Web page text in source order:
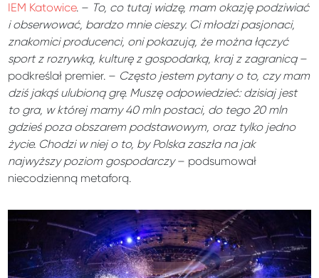
IEM Katowice. – To, co tutaj widzę, mam okazję podziwiać
i obserwować, bardzo mnie cieszy. Ci młodzi pasjonaci,
znakomici producenci, oni pokazują, że można łączyć
sport z rozrywką, kulturę z gospodarką, kraj z zagranicą–
podkreślał premier. – Często jestem pytany o to, czy mam
dziś jakąś ulubioną grę. Muszę odpowiedzieć: dzisiaj jest
to gra, w której mamy 40 mln postaci, do tego 20 mln
gdzieś poza obszarem podstawowym, oraz tylko jedno
życie. Chodzi w niej o to, by Polska zaszła na jak
najwyższy poziom gospodarczy– podsumował
niecodzienną metaforą.